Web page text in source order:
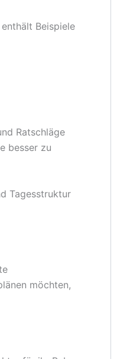
Beispiele
Ratschläge
besser zu
Tagesstruktur
möchten,